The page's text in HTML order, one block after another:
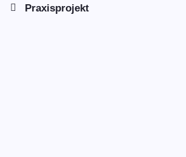
Praxisprojekt